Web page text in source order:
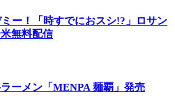
ー！「時すでにおスシ!?」ロサン
無料配信
ーメン「MENPA 麺覇」発売